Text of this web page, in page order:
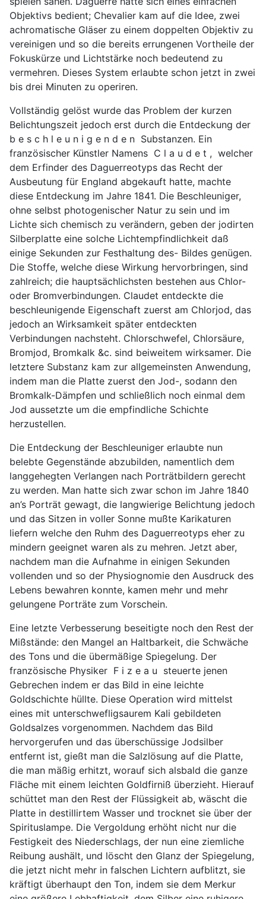
Objektivs bedient; Chevalier kam auf die Idee, zwei
achromatische Gläser zu einem doppelten Objektiv zu
vereinigen und so die bereits errungenen Vortheile der
Fokuskürze und Lichtstärke noch bedeutend zu
vermehren. Dieses System erlaubte schon jetzt in zwei
bis drei Minuten zu operiren.
Vollständig gelöst wurde das Problem der kurzen
Belichtungszeit jedoch erst durch die Entdeckung der
b e s c h l e u n i g e n d e n Substanzen. Ein
französischer Künstler Namens C l a u d e t , welcher
dem Erfinder des Daguerreotyps das Recht der
Ausbeutung für England abgekauft hatte, machte
diese Entdeckung im Jahre 1841. Die Beschleuniger,
ohne selbst photogenischer Natur zu sein und im
Lichte sich chemisch zu verändern, geben der jodirten
Silberplatte eine solche Lichtempfindlichkeit daß
einige Sekunden zur Festhaltung des- Bildes genügen.
Die Stoffe, welche diese Wirkung hervorbringen, sind
zahlreich; die hauptsächlichsten bestehen aus Chlor-
oder Bromverbindungen. Claudet entdeckte die
beschleunigende Eigenschaft zuerst am Chlorjod, das
jedoch an Wirksamkeit später entdeckten
Verbindungen nachsteht. Chlorschwefel, Chlorsäure,
Bromjod, Bromkalk &c. sind beiweitem wirksamer. Die
letztere Substanz kam zur allgemeinsten Anwendung,
indem man die Platte zuerst den Jod-, sodann den
Bromkalk-Dämpfen und schließlich noch einmal dem
Jod aussetzte um die empfindliche Schichte
herzustellen.
Die Entdeckung der Beschleuniger erlaubte nun
belebte Gegenstände abzubilden, namentlich dem
langgehegten Verlangen nach Porträtbildern gerecht
zu werden. Man hatte sich zwar schon im Jahre 1840
an’s Porträt gewagt, die langwierige Belichtung jedoch
und das Sitzen in voller Sonne mußte Karikaturen
liefern welche den Ruhm des Daguerreotyps eher zu
mindern geeignet waren als zu mehren. Jetzt aber,
nachdem man die Aufnahme in einigen Sekunden
vollenden und so der Physiognomie den Ausdruck des
Lebens bewahren konnte, kamen mehr und mehr
gelungene Porträte zum Vorschein.
Eine letzte Verbesserung beseitigte noch den Rest der
Mißstände: den Mangel an Haltbarkeit, die Schwäche
des Tons und die übermäßige Spiegelung. Der
französische Physiker F i z e a u steuerte jenen
Gebrechen indem er das Bild in eine leichte
Goldschichte hüllte. Diese Operation wird mittelst
eines mit unterschwefligsaurem Kali gebildeten
Goldsalzes vorgenommen. Nachdem das Bild
hervorgerufen und das überschüssige Jodsilber
entfernt ist, gießt man die Salzlösung auf die Platte,
die man mäßig erhitzt, worauf sich alsbald die ganze
Fläche mit einem leichten Goldfirniß überzieht. Hierauf
schüttet man den Rest der Flüssigkeit ab, wäscht die
Platte in destillirtem Wasser und trocknet sie über der
Spirituslampe. Die Vergoldung erhöht nicht nur die
Festigkeit des Niederschlags, der nun eine ziemliche
Reibung aushält, und löscht den Glanz der Spiegelung,
die jetzt nicht mehr in falschen Lichtern aufblitzt, sie
kräftigt überhaupt den Ton, indem sie dem Merkur